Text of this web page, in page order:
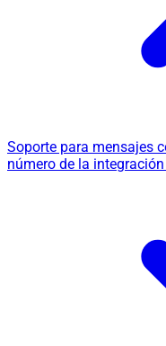
Soporte para mensajes
número de la